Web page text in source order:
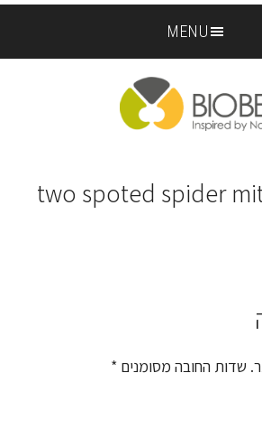
MENU
two spoted spider
שדות החובה מסומנים *